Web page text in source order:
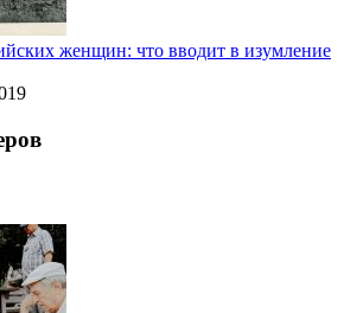
женщин: что вводит в изумление